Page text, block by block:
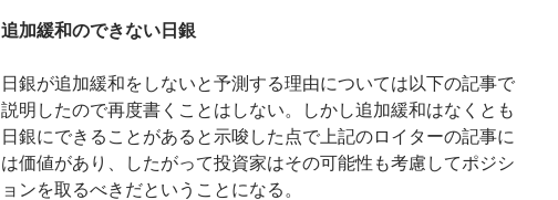
追加緩和のできない日銀
日銀が追加緩和をしないと予測する理由については以下の記事で
説明したので再度書くことはしない。しかし追加緩和はなくとも
日銀にできることがあると示唆した点で上記のロイターの記事に
は価値があり、したがって投資家はその可能性も考慮してポジシ
ョンを取るべきだということになる。